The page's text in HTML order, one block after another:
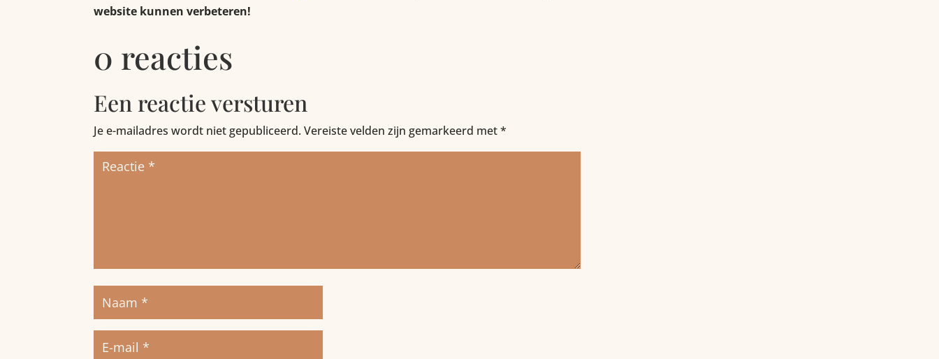
website kunnen verbeteren!
0 reacties
Een reactie versturen
Je e-mailadres wordt niet gepubliceerd. Vereiste velden zijn gemarkeerd met*